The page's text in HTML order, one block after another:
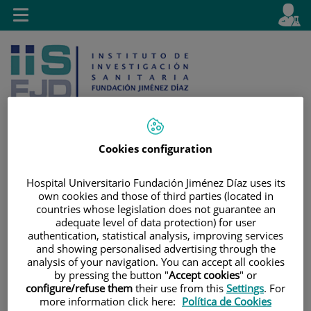
Saltar al contenido
contenido
activo
es
Toggle
navigation
Cookies configuration
Hospital Universitario Fundación Jiménez Díaz uses its
own cookies and those of third parties (located in
countries whose legislation does not guarantee an
adequate level of data protection) for user
authentication, statistical analysis, improving services
and showing personalised advertising through the
analysis of your navigation. You can accept all cookies
by pressing the button "Accept cookies" or
configure/refuse them their use from this Settings. For
more information click here: Política de Cookies